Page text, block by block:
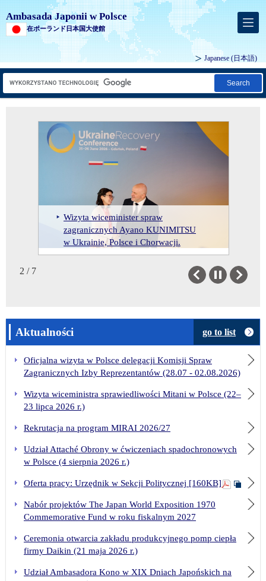
Ambasada Japonii w Polsce
在ポーランド日本国大使館
Japanese (日本語)
Search
Konsulat/ VISA
Wizyta wiceminister spraw
zagranicznych Ayano KUNIMITSU
w Ukrainie, Polsce i Chorwacji.
Spotkanie premierów Japonii i Polski
oraz lunch roboczy (15.04.2026)
Przyjęcie z okazji urodzin Jego
Cesarskiej Mości (20.02.2026)
Wizyta Wiceministra Obrony
Miyazaki Masahisa w Polsce (10–11
lutego 2026 r.)
Oficjalna wizyta delegacji Komisji
Bezpieczeństwa Izby
Reprezentantów w Polsce (30
sierpnia – 2 września 2025 r.)
Wizyta Komisji ds. Gospodarki,
Handlu i Przemysłu Izby
Reprezentantów w Polsce (23-
26.08.2025)
2 / 7 Previous Next
Aktualności go to list
Oficjalna wizyta w Polsce delegacji Komisji Spraw
Zagranicznych Izby Reprezentantów (28.07 - 02.08.2026)
Wizyta wiceministra sprawiedliwości Mitani w Polsce (22–
23 lipca 2026 r.)
Rekrutacja na program MIRAI 2026/27
Udział Attaché Obrony w ćwiczeniach spadochronowych
w Polsce (4 sierpnia 2026 r.)
Oferta pracy: Urzędnik w Sekcji Politycznej [160KB]
Nabór projektów The Japan World Exposition 1970
Commemorative Fund w roku fiskalnym 2027
Ceremonia otwarcia zakładu produkcyjnego pomp ciepła
firmy Daikin (21 maja 2026 r.)
Udział Ambasadora Kono w XIX Dniach Japońskich na